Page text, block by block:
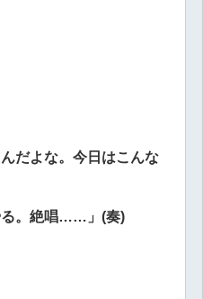
だよな。 今日はこんな
。 絶唱……」(奏)